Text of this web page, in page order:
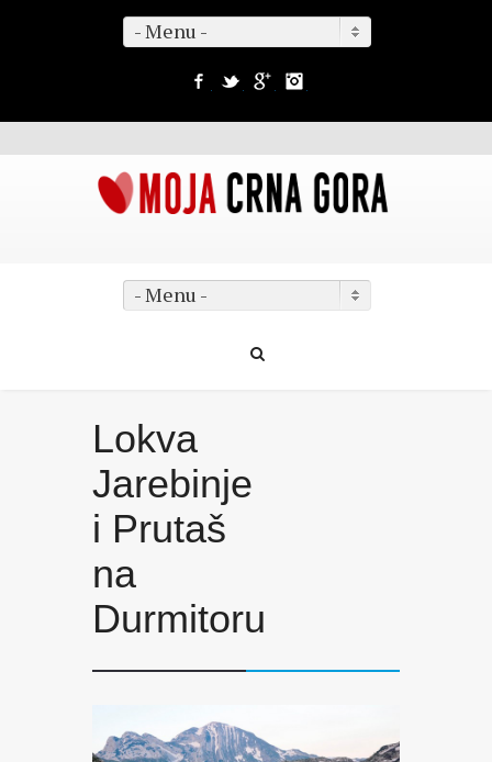
- Menu -
Facebook
TwitterGoogle+
- Menu -
Lokva
Jarebinje
i Prutaš
na
Durmitoru